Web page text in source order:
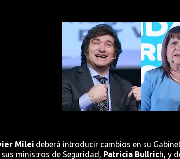
Milei deberá introducir cambios en su
ministros de Seguridad, Patricia Bullrich, y